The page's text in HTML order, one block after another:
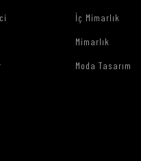
İç Mimarlık
Mimarlık
Moda Tasarım